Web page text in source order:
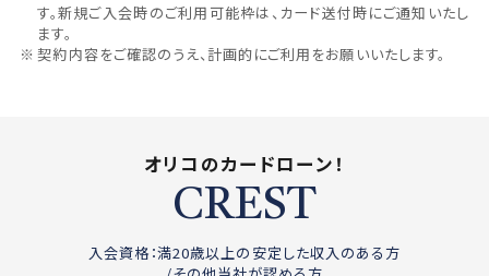
す。新規ご入会時のご利用可能枠は、カード送付時にご通知いたし
ます。
契約内容をご確認のうえ、計画的にご利用をお願いいたします。
オリコのカードローン！
CREST
入会資格：満20歳以上の安定した収入のある方